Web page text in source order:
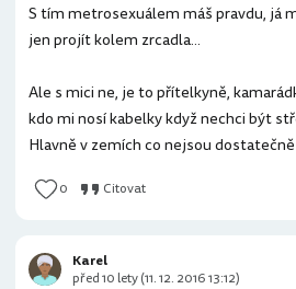
S tím metrosexuálem máš pravdu, já
jen projít kolem zrcadla...
Ale s mici ne, je to přítelkyně,
kdo mi nosí kabelky když nechci být
Hlavně v zemích co nejsou
0 Citovat
Karel
před 10 lety (11. 12. 2016 13:12)